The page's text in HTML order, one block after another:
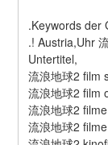
.Keywords der
.! Austria,Uhr
Untertitel,
流浪地球2 film
流浪地球2 film
流浪地球2
流浪地球2